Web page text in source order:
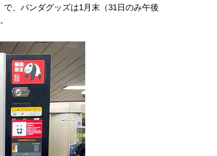
、パンダグッズは1月末（31日のみ午後